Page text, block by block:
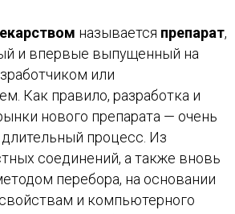
называется препарат,
и впервые выпущенный на
или
Как правило, разработка и
нового препарата — очень
процесс. Из
соединений, а также вновь
перебора, на основании
и компьютерного